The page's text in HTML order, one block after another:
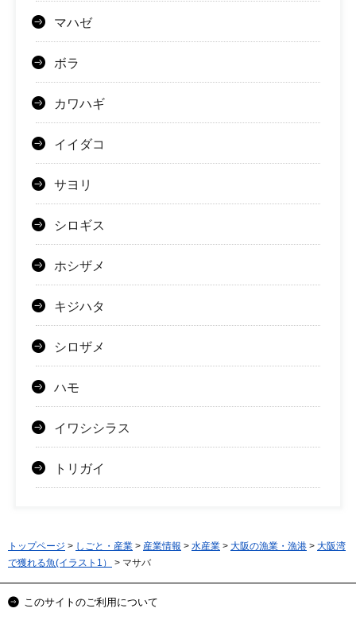
マハゼ
ボラ
カワハギ
イイダコ
サヨリ
シロギス
ホシザメ
キジハタ
シロザメ
ハモ
イワシシラス
トリガイ
トップページ > しごと・産業 > 産業情報 > 水産業 > 大阪の漁業・漁港 > 大阪湾
で獲れる魚(イラスト1）
> マサバ
このサイトのご利用について